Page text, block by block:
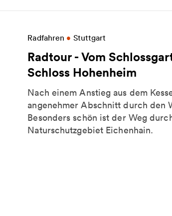
Radfahren • Stuttgart
Radtour - Vom
Schloss Hohenheim
Nach einem Anstieg aus dem
angenehmer Abschnitt durch den
Besonders schön ist der Weg
Naturschutzgebiet Eichenhain.
More information on Radtour -